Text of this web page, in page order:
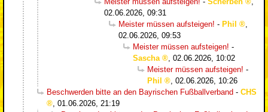
02.06.2026, 09:31
Meister müssen aufsteigen! - Phil
,
02.06.2026, 09:53
Meister müssen aufsteigen! -
Sascha
, 02.06.2026, 10:02
Meister müssen aufsteigen! -
Phil
, 02.06.2026, 10:26
Beschwerden bitte an den Bayrischen Fußballverband - CHS
, 01.06.2026, 21:19